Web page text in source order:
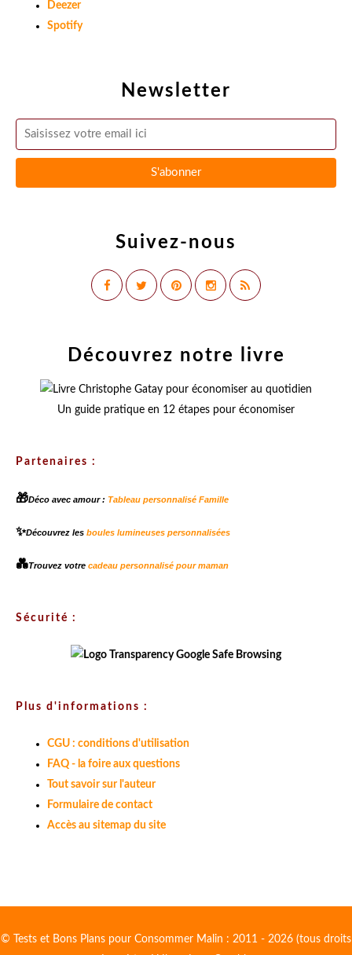
Newsletter
Suivez-nous
Deezer
Spotify
Découvrez notre livre
Un guide pratique en 12 étapes pour économiser
Partenaires :
🎁Déco avec amour : Tableau personnalisé Famille
✨Découvrez les boules lumineuses personnalisées
💑Trouvez votre cadeau personnalisé pour maman
Sécurité :
Plus d'informations :
CGU : conditions d'utilisation
FAQ - la foire aux questions
Tout savoir sur l'auteur
Formulaire de contact
Accès au sitemap du site
© Tests et Bons Plans pour Consommer Malin : 2011 - 2026 (tous droits